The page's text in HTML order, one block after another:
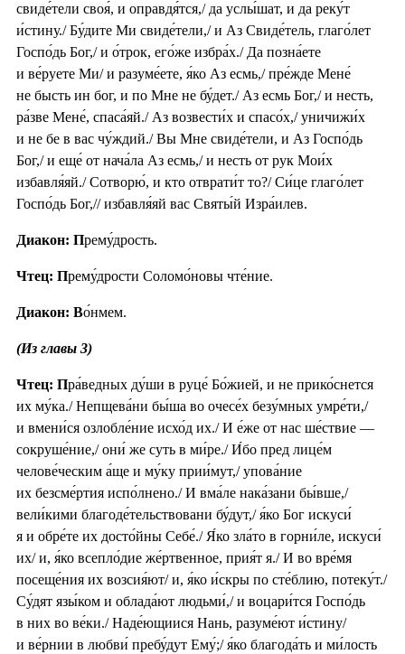
свиде́тели своя́, и оправдя́тся,/ да услы́шат, и да реку́т
и́стину./ Бу́дите Ми свиде́тели,/ и Аз Свиде́тель, глаго́лет
Госпо́дь Бог,/ и о́трок, его́же избра́х./ Да позна́ете
и ве́руете Ми/ и разуме́ете, я́ко Аз есмь,/ пре́жде Мене́
не бысть ин бог, и по Мне не бу́дет./ Аз есмь Бог,/ и несть,
ра́зве Мене́, спаса́яй./ Аз возвести́х и спасо́х,/ уничижи́х
и не бе в вас чу́ждий./ Вы Мне свиде́тели, и Аз Госпо́дь
Бог,/ и еще́ от нача́ла Аз есмь,/ и несть от рук Мои́х
избавля́яй./ Сотворю́, и кто отврати́т то?/ Си́це глаго́лет
Госпо́дь Бог,// избавля́яй вас Святы́й Изра́илев.
Диакон: Прему́дрость.
Чтец: Прему́дрости Соломо́новы чте́ние.
Диакон: Во́нмем.
(Из главы 3)
Чтец: Пра́ведных ду́ши в руце́ Бо́жией, и не прико́снется
их му́ка./ Непщева́ни бы́ша во очесе́х безу́мных умре́ти,/
и вмени́ся озлобле́ние исхо́д их./ И е́же от нас ше́ствие —
сокруше́ние,/ они́ же суть в ми́ре./ И́бо пред лице́м
челове́ческим а́ще и му́ку прии́мут,/ упова́ние
их безсме́ртия испо́лнено./ И вма́ле нака́зани бы́вше,/
вели́кими благоде́тельствовани бу́дут,/ я́ко Бог искуси́
я и обре́те их досто́йны Себе́./ Я́ко зла́то в горни́ле, искуси́
их/ и, я́ко всепло́дие же́ртвенное, прия́т я./ И во вре́мя
посеще́ния их возсия́ют/ и, я́ко и́скры по сте́блию, потеку́т./
Су́дят язы́ком и облада́ют людьми́,/ и воцари́тся Госпо́дь
в них во ве́ки./ Наде́ющиися Нань, разуме́ют и́стину/
и ве́рнии в любви́ пребу́дут Ему́;/ я́ко благода́ть и ми́лость